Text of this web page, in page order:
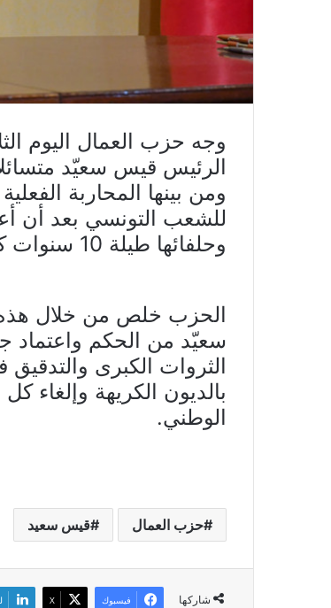
ومن بينها المحاربة
للشعب التونسي بعد أن
وحلفائها طيلة 10 سنوات كاملة.
الحزب خلص من خلال
سعيّد من الحكم واعتماد
الثروات الكبرى
بالديون الكريهة وإلغاء
الوطني.
حزب العمال قيس سعيد
شاركها فيسبوك X